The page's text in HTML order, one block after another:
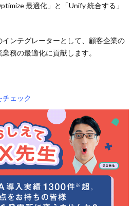
最適化」と「Unify 統合する」
ンテグレーターとして、顧客企業の
務の最適化に貢献します。
ェック